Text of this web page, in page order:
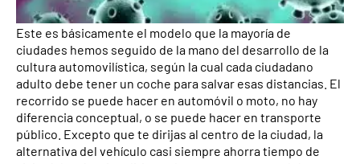
Este es básicamente el modelo que la mayoría de
ciudades hemos seguido de la mano del desarrollo de la
cultura automovilística, según la cual cada ciudadano
adulto debe tener un coche para salvar esas distancias. El
recorrido se puede hacer en automóvil o moto, no hay
diferencia conceptual, o se puede hacer en transporte
público. Excepto que te dirijas al centro de la ciudad, la
alternativa del vehículo casi siempre ahorra tiempo de